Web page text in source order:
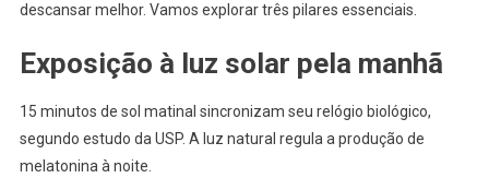
descansar melhor. Vamos explorar três pilares essenciais.
Exposição à luz solar pela manhã
15 minutos de sol matinal sincronizam seu relógio biológico,
segundo estudo da USP. A luz natural regula a produção de
melatonina à noite.